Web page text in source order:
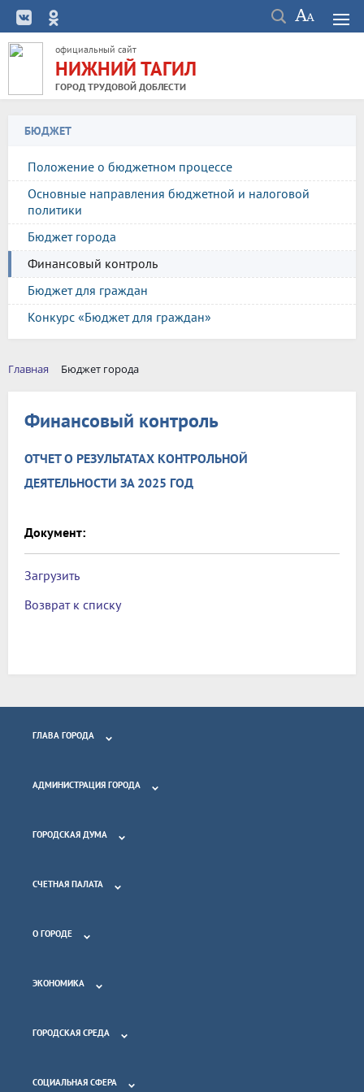
официальный сайт
НИЖНИЙ ТАГИЛ
ГОРОД ТРУДОВОЙ ДОБЛЕСТИ
БЮДЖЕТ
Положение о бюджетном процессе
Основные направления бюджетной и налоговой
политики
Бюджет города
Финансовый контроль
Бюджет для граждан
Конкурс «Бюджет для граждан»
Главная Бюджет города
Финансовый контроль
ОТЧЕТ О РЕЗУЛЬТАТАХ КОНТРОЛЬНОЙ
ДЕЯТЕЛЬНОСТИ ЗА 2025 ГОД
Документ:
Загрузить
Возврат к списку
ГЛАВА ГОРОДА
АДМИНИСТРАЦИЯ ГОРОДА
ГОРОДСКАЯ ДУМА
СЧЕТНАЯ ПАЛАТА
О ГОРОДЕ
ЭКОНОМИКА
ГОРОДСКАЯ СРЕДА
СОЦИАЛЬНАЯ СФЕРА